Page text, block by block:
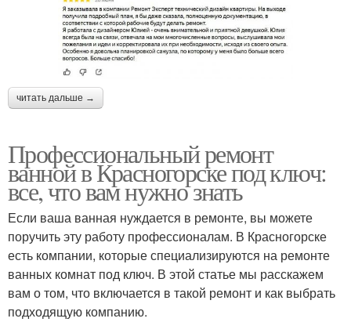
читать дальше →
Профессиональный ремонт
ванной в Красногорске под ключ:
все, что вам нужно знать
Если ваша ванная нуждается в ремонте, вы можете
поручить эту работу профессионалам. В Красногорске
есть компании, которые специализируются на ремонте
ванных комнат под ключ. В этой статье мы расскажем
вам о том, что включается в такой ремонт и как выбрать
подходящую компанию.